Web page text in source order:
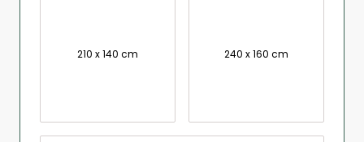
210 x 140 cm 240 x 160 cm